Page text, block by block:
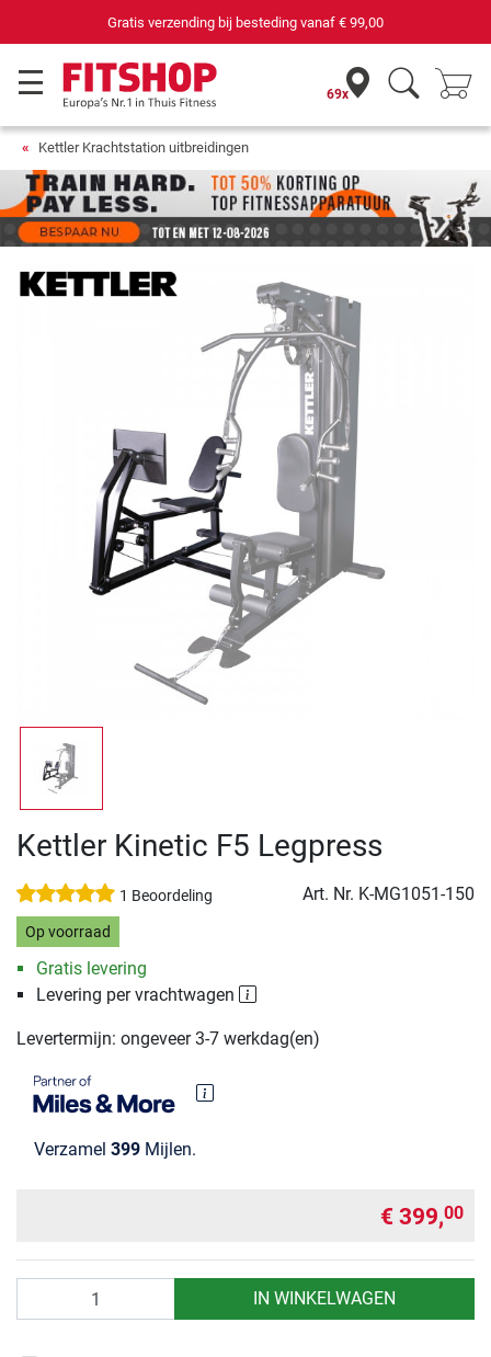
Gratis verzending bij besteding vanaf€ 99,00
69x
Kettler Krachtstation uitbreidingen
Kettler Kinetic F5 Legpress
1 Beoordeling Art. Nr. K-MG1051-150
Op voorraad
Gratis levering
Levering per vrachtwagen
Levertermijn: ongeveer 3-7 werkdag(en)
Verzamel 399 Mijlen.
€ 399,00
IN WINKELWAGEN